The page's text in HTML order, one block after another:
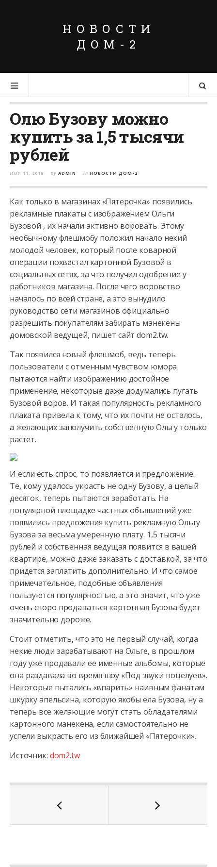
НОВОСТИ
ДОМ-2
Олю Бузову можно
купить за 1,5 тысячи
рублей
НОЯ 11, 2018 by ADMIN in НОВОСТИ ДОМ-2
Как только в магазинах «Пятерочка» появились
рекламные плакаты с изображением Ольги
Бузовой , их начали активно воровать. Этому
необычному флешмобу положил начало некий
молодой человек, который после коварной
операции похвастал картонной Бузовой в
социальных сетях, за что получил одобрение у
работников магазина. После чего воровство
началось по всей стране, а это вынудило
руководство сети магазинов официально
разрешить покупателям забирать манекены
домовской ведущей, пишет сайт dom2.tw.
Так появился новый флешмоб, ведь теперь
пользователи с отменным чувством юмора
пытаются найти изображению достойное
применение, некоторые даже додумались пугать
Бузовой воров. И такая популярность рекламного
плаката привела к тому, что их почти не осталось,
а желающих заполучить собственную Ольгу только
растет.
И если есть спрос, то появляется и предложение.
Те, кому удалось украсть не одну Бузову, а целый
десяток, теперь пытаются заработать. На
популярной площадке частных объявлений уже
появились предложения купить рекламную Ольгу
Бузова за весьма умеренную плату. 1,5 тысячи
рублей и собственная ведущая появится в вашей
квартире, можно даже заказать с доставкой, за что
придется заплатить дополнительно. И что самое
примечательное, подобные объявления
пользуются популярностью, а это значит, что уже
очень скоро продаваться картонная Бузова будет
значительно дороже.
Стоит отметить, что это не первый случай, когда
некие люди зарабатывают на Ольге, в прошлом
году уже продавали ее именные альбомы, которые
она раздавала во время шоу «Под звуки поцелуев».
Некоторые пытались «впарить» наивным фанатам
шкурку апельсина, которую якобы ела Бузова, ну а
теперь все желающие могут стать обладателями
картонного манекена, если самостоятельно не
успели выкрасть его из ближайшей «Пятерочки».
Источник: dom2.tw